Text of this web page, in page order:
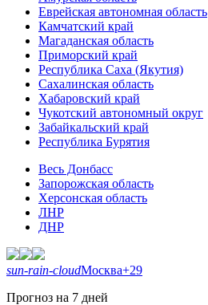
Еврейская автономная область
Камчатский край
Магаданская область
Приморский край
Республика Саха (Якутия)
Сахалинская область
Хабаровский край
Чукотский автономный округ
Забайкальский край
Республика Бурятия
Весь Донбасс
Запорожская область
Херсонская область
ЛНР
ДНР
sun-rain-cloudМосква+29
Прогноз на 7 дней